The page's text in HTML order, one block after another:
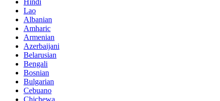
Hindi
Lao
Albanian
Amharic
Armenian
Azerbaijani
Belarusian
Bengali
Bosnian
Bulgarian
Cebuano